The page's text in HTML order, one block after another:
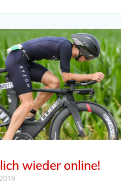
wieder online!